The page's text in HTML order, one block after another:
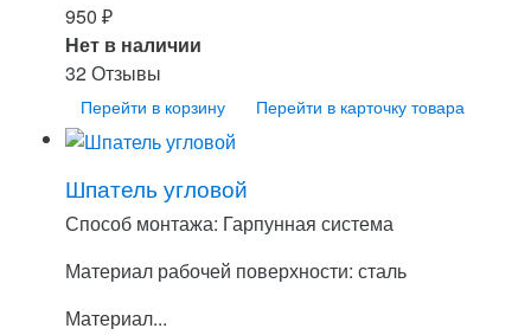
950 ₽
Нет в наличии
32 Отзывы
Перейти в корзину Перейти в карточку товара
Шпатель угловой
Способ монтажа: Гарпунная система
Материал рабочей поверхности: сталь
Материал...